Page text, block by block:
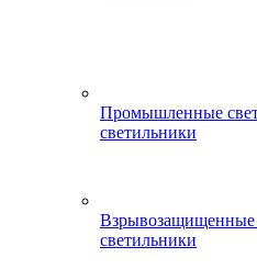
Промышленные
светильники
Взрывозащищенные
светильники